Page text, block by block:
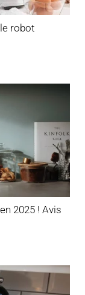
robot
2025 ! Avis